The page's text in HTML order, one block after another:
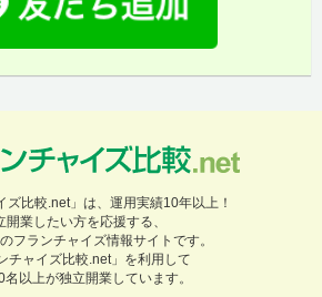
ズ比較.net」は、運用実績10年以上！
開業したい方を応援する、
フランチャイズ情報サイトです。
チャイズ比較.net」を利用して
以上が独立開業しています。